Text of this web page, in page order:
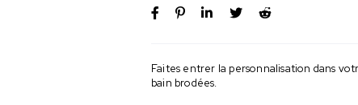
Faites entrer la personnalisation dans
bain brodées.